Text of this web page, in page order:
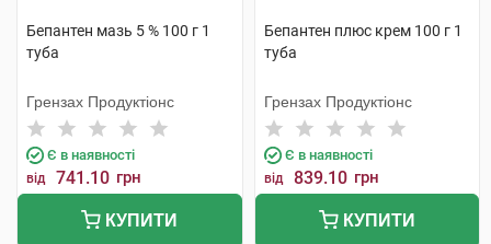
Бепантен мазь 5 % 100 г 1
туба
Грензах Продуктіонс
Є в наявності
від 741.10 грн
КУПИТИ
Бепантен плюс крем 100 г 1
туба
Грензах Продуктіонс
Є в наявності
від 839.10 грн
КУПИТИ